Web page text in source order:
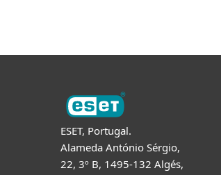
ESET, Portugal.
Alameda António Sérgio,
22, 3º B, 1495-132 Algés,